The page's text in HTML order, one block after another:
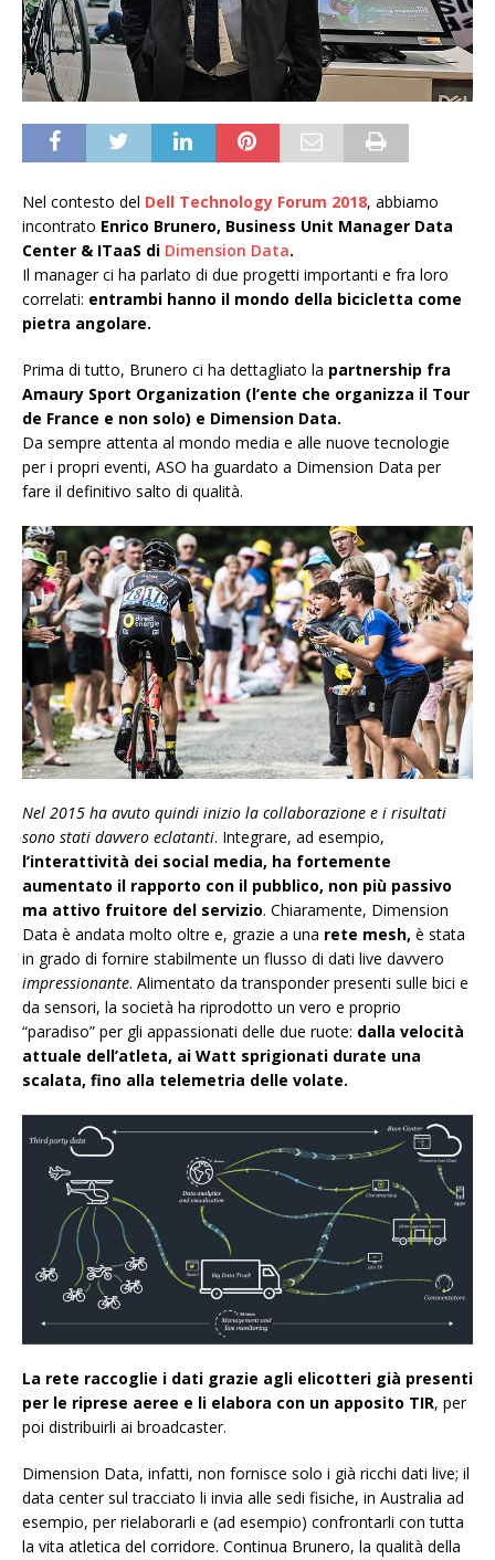
Nel contesto del Dell Technology Forum 2018, abbiamo
incontrato Enrico Brunero, Business Unit Manager Data
Center & ITaaS di Dimension Data.
Il manager ci ha parlato di due progetti importanti e fra loro
correlati: entrambi hanno il mondo della bicicletta come
pietra angolare.
Prima di tutto, Brunero ci ha dettagliato la partnership fra
Amaury Sport Organization (l’ente che organizza il Tour
de France e non solo) e Dimension Data.
Da sempre attenta al mondo media e alle nuove tecnologie
per i propri eventi, ASO ha guardato a Dimension Data per
fare il definitivo salto di qualità.
Nel 2015 ha avuto quindi inizio la collaborazione e i risultati
sono stati davvero eclatanti. Integrare, ad esempio,
l’interattività dei social media, ha fortemente
aumentato il rapporto con il pubblico, non più passivo
ma attivo fruitore del servizio. Chiaramente, Dimension
Data è andata molto oltre e, grazie a una rete mesh, è stata
in grado di fornire stabilmente un flusso di dati live davvero
impressionante. Alimentato da transponder presenti sulle bici e
da sensori, la società ha riprodotto un vero e proprio
“paradiso” per gli appassionati delle due ruote: dalla velocità
attuale dell’atleta, ai Watt sprigionati durate una
scalata, fino alla telemetria delle volate.
La rete raccoglie i dati grazie agli elicotteri già presenti
per le riprese aeree e li elabora con un apposito TIR, per
poi distribuirli ai broadcaster.
Dimension Data, infatti, non fornisce solo i già ricchi dati live; il
data center sul tracciato li invia alle sedi fisiche, in Australia ad
esempio, per rielaborarli e (ad esempio) confrontarli con tutta
la vita atletica del corridore. Continua Brunero, la qualità della